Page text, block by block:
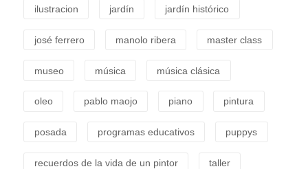
ilustracion jardín jardín histórico
josé ferrero manolo ribera master class
museo música música clásica
oleo pablo maojo piano pintura
posada programas educativos puppys
recuerdos de la vida de un pintor taller